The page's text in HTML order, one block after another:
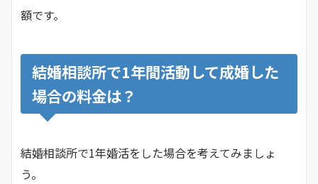
額です。
結婚相談所で1年間活動して成婚した
場合の料金は？
結婚相談所で1年婚活をした場合を考えてみましょ
う。